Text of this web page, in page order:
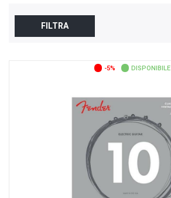
FILTRA
-5% DISPONIBILE